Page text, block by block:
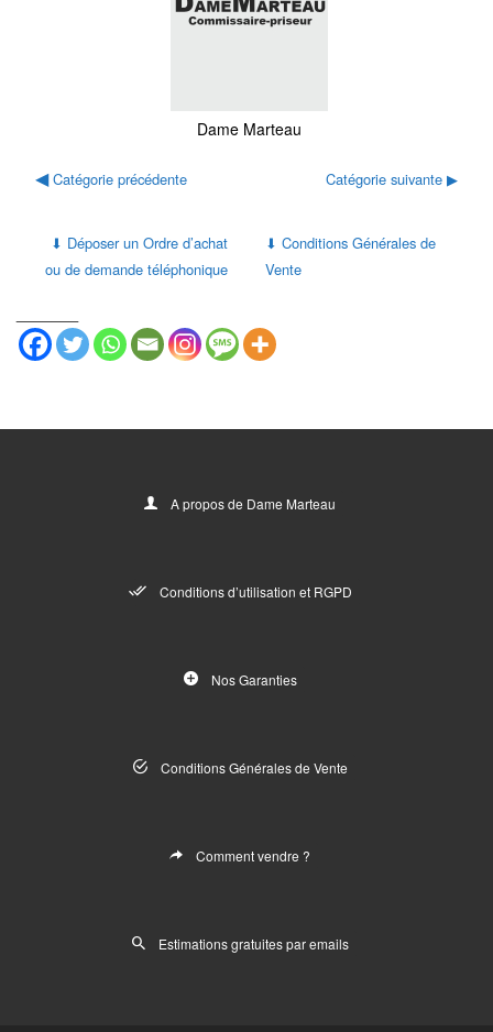
Dame Marteau
◀ Catégorie précédente Catégorie suivante ▶
⬇ Déposer un Ordre d’achat
ou de demande téléphonique
⬇Conditions Générales de
Vente
A propos de Dame Marteau
Conditions d’utilisation et RGPD
Nos Garanties
Conditions Générales de Vente
Comment vendre ?
Estimations gratuites par emails